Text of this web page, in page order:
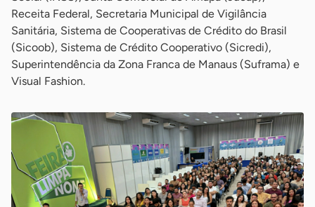
Receita Federal, Secretaria Municipal de Vigilância
Sanitária, Sistema de Cooperativas de Crédito do Brasil
(Sicoob), Sistema de Crédito Cooperativo (Sicredi),
Superintendência da Zona Franca de Manaus (Suframa) e
Visual Fashion.